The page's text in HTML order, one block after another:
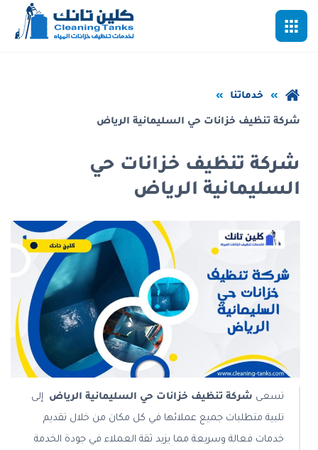
تخطي
الرئيسية
خدماتنا
شركة تنظيف خزانات حي السليمانية الرياض
شركة تنظيف خزانات حي
السليمانية الرياض
تسعى شركة تنظيف خزانات حي السليمانية الرياض
إلى
تلبية متطلبات جميع عملائها في كل مكان من خلال تقديم
خدمات فعالة وسريعة مما يزيد ثقة العملاء في جودة الخدمة